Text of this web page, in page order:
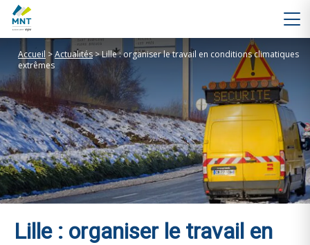
Accueil >Actualités>Lille : organiser le travail en conditions climatiques
extrêmes
Lille : organiser le travail en